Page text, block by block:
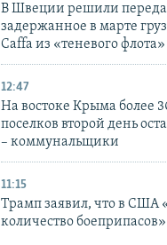
В Швеции решили
задержанное в марте
Caffa из «теневого
12:47
На востоке Крыма более
поселков второй день
– коммунальщики
11:15
Трамп заявил, что в США
количество боеприпасов»